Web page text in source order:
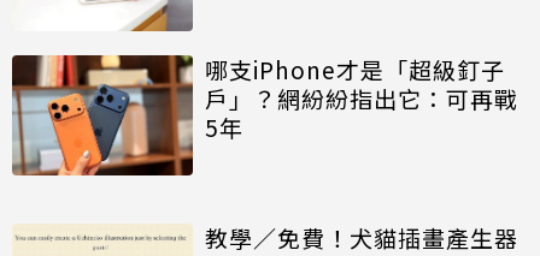
哪支iPhone才是「超級釘子
戶」？網紛紛指出它：可再戰
5年
教學／免費！犬貓插畫產生器